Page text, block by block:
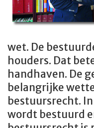
wet. De
houders. Dat
handhaven. De
belangrijke
bestuursrecht.
wordt bestuurd